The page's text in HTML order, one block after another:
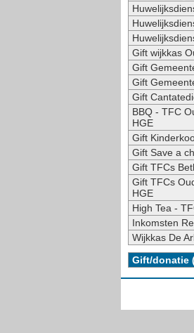
Gift wijkkas
Gift
Gift
Gift
BBQ - TFC
HGE
Gift
Gift Save a
Gift TFCs
Gift TFCs
HGE
High Tea -
Inkomsten
Wijkkas De
Gift/donatie